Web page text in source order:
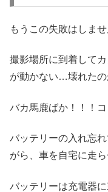
もうこの失敗はしま
撮影場所に到着して
が動かない…壊れたの
バカ馬鹿ばか！！！
バッテリーの入れ忘
がら、車を自宅に走
バッテリーは充電器